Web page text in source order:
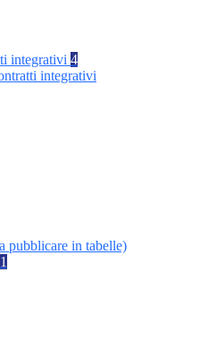
integrativi 4
integrativi
pubblicare in tabelle)